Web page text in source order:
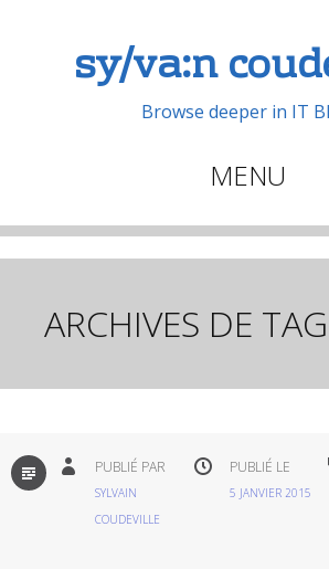
sy/va:n
Browse deeper in IT
MENU
Aller
ARCHIVES DE
PAR
DÉFAUT
PUBLIÉ PAR
SYLVAIN
COUDEVILLE
PUBLIÉ LE
5 JANVIER 2015